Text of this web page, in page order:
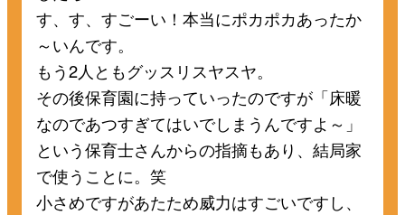
す、す、すごーい！本当にポカポカあったか
～いんです。
もう2人ともグッスリスヤスヤ。
その後保育園に持っていったのですが「床暖
なのであつすぎてはいでしまうんですよ～」
という保育士さんからの指摘もあり、結局家
で使うことに。笑
小さめですがあたため威力はすごいですし、